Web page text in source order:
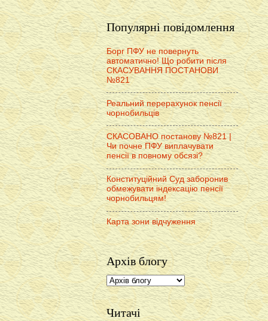
Популярні повідомлення
Борг ПФУ не повернуть
автоматично! Що робити після
СКАСУВАННЯ ПОСТАНОВИ
№821
Реальний перерахунок пенсії
чорнобильців
СКАСОВАНО постанову №821 |
Чи почне ПФУ виплачувати
пенсії в повному обсязі?
Конституційний Суд заборонив
обмежувати індексацію пенсії
чорнобильцям!
Карта зони відчуження
Архів блогу
Читачі